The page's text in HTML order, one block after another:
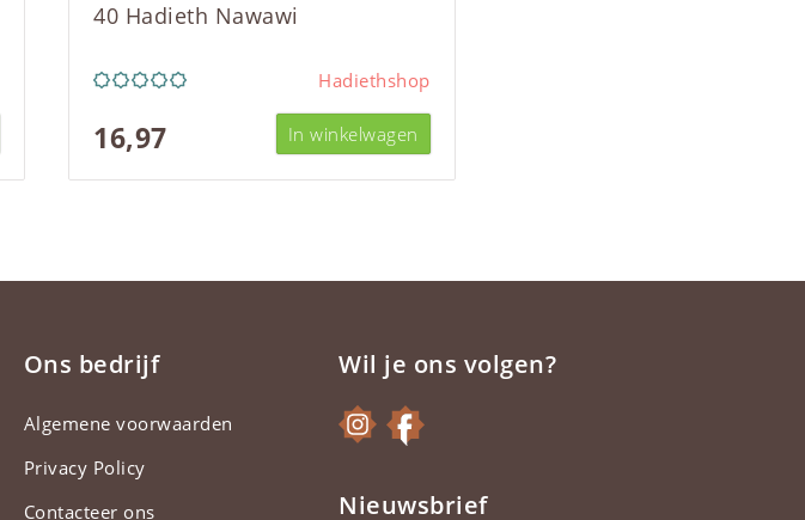
40 Hadieth Nawawi
Hadiethshop
16,97 In winkelwagen
Ons bedrijf
Algemene voorwaarden
Privacy Policy
Contacteer ons
Wil je ons volgen?
Nieuwsbrief